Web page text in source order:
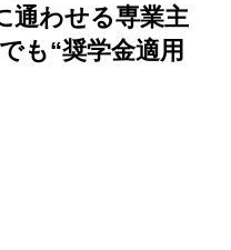
通わせる専業主
も“奨学金適用